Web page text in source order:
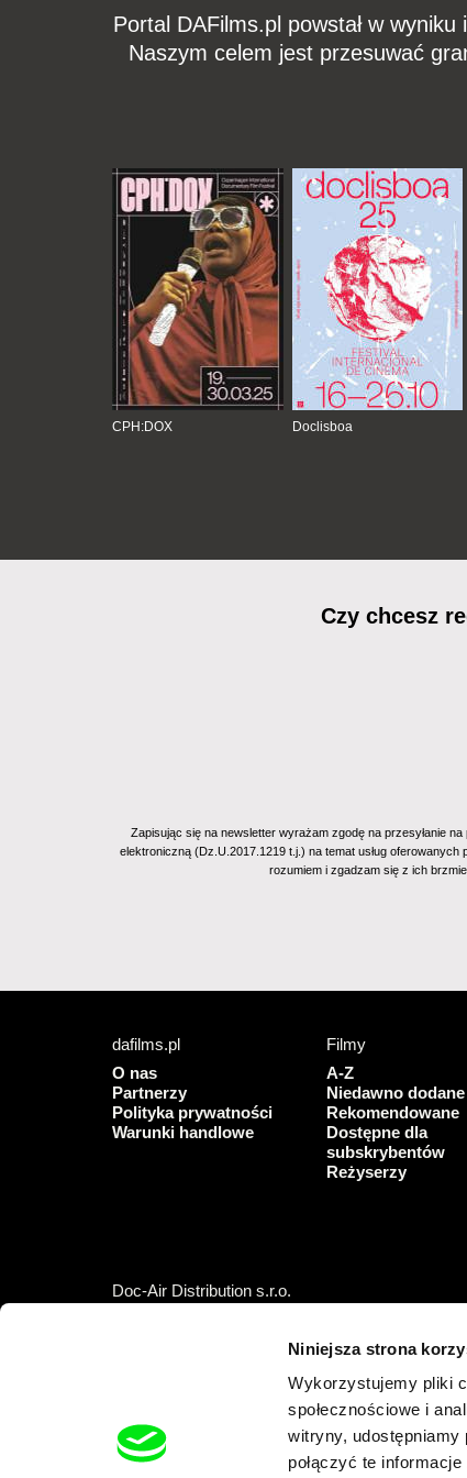
Niniejsza strona
Wykorzystujemy pliki
społecznościowe i
witryny, udostępniamy
połączyć te
Portal DAFilms.pl powstał w
Naszym celem jest przesuwać
CPH:DOX Doclisboa
Czy chcesz
Zapisując się na newsletter wyrażam zgodę na przesyłanie
elektroniczną (Dz.U.2017.1219 t.j.) na temat usług
rozumiem i zgadzam się z ich
dafilms.pl
O nas
Partnerzy
Polityka prywatności
Warunki handlowe
Filmy
A-Z
Niedawno dodane
Rekomendowane
Dostępne dla
subskrybentów
Reżyserzy
Doc-Air Distribution s.r.o.
Tel.: +420 777 613 094 (pon.–pt 9:00–16:00)
info@dafilms.com